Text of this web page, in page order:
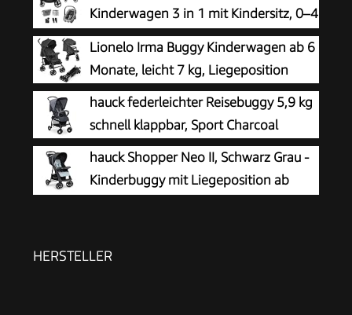
Kinderwagen 3 in 1 mit Kindersitz, 0–4
Jahre (0–22 kg), Einhändig Klappbar,
Kompaktes und Wendbares Kinderwagen Set,
Mit CabrioFix S i-Size-Kindersitz, Grau
Lionelo Irma Buggy Kinderwagen ab 6
Monate, leicht 7 kg, Liegeposition
hauck federleichter Reisebuggy 5,9 kg
schnell klappbar, Sport Charcoal
hauck Shopper Neo II, Schwarz Grau -
Kinderbuggy mit Liegeposition ab
Zusammenklappbar, Tasche im Verdeck, XL Korb
HERSTELLER